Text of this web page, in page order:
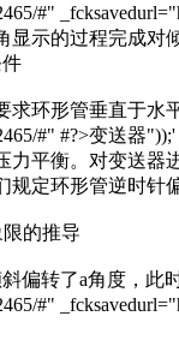
#"
示的过程完成对
环形管垂直于水
#" #?>变送器
力平衡。对变送器
定环形管逆时针
的推导
偏转了a角度，此
#"